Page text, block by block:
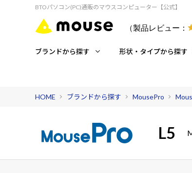
BTOパソコン(PC)通販のマウスコンピューター【公式】
（製品レビュー：
ブランドから探す 形状・タイプから探す
HOME ブランドから探す MousePro
L5